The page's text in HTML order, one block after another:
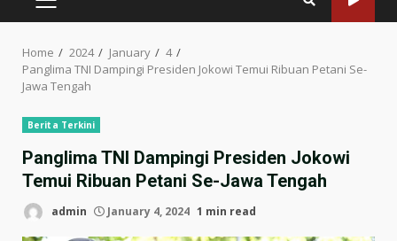
PRIMARY
Home 2024 January
4
Panglima TNI Dampingi Presiden Jokowi Temui Ribuan Petani Se-
Jawa Tengah
Berita Terkini
Panglima TNI Dampingi Presiden Jokowi
Temui Ribuan Petani Se-Jawa Tengah
admin January 4, 2024 1 min read